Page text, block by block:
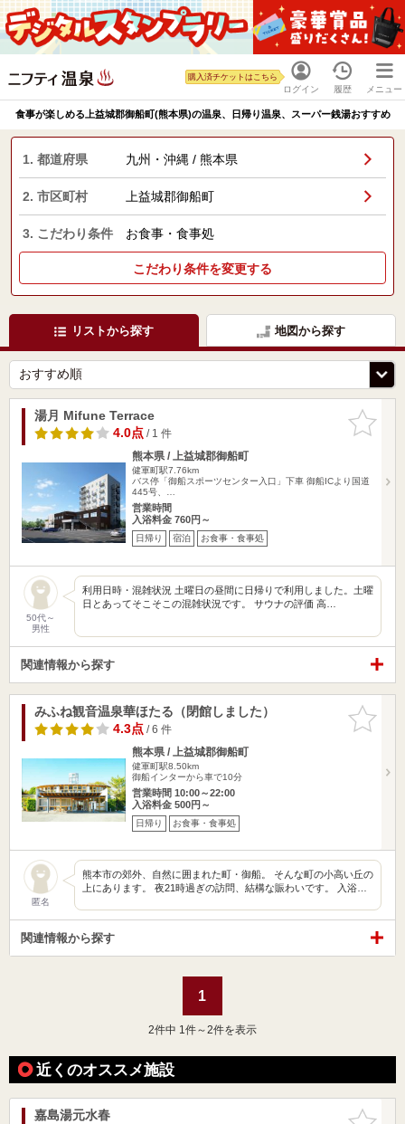
ログイン
購入済チケットはこちら
履歴 メニュー
食事が楽しめる上益城郡御船町(熊本県)の温泉、日帰り温泉、スーパー銭湯おすすめ
1. 都道府県 九州・沖縄 / 熊本県
2. 市区町村 上益城郡御船町
3. こだわり条件 お食事・食事処
こだわり条件を変更する
リストから探す 地図から探す
お気に入
りに追加
湯月 Mifune Terrace
4.0点/ 1 件
熊本県 / 上益城郡御船町
健軍町駅7.76km
バス停「御船スポーツセンター入口」下車 御船ICより国道
445号、…
営業時間
入浴料金 760円～
日帰り 宿泊 お食事・食事処
50代～
男性
利用日時・混雑状況 土曜日の昼間に日帰りで利用しました。土曜
日とあってそこそこの混雑状況です。 サウナの評価 高…
関連情報から探す
お気に入
りに追加
みふね観音温泉華ほたる（閉館しました）
4.3点/ 6 件
熊本県 / 上益城郡御船町
健軍町駅8.50km
御船インターから車で10分
営業時間 10:00～22:00
入浴料金 500円～
日帰り お食事・食事処
匿名
熊本市の郊外、自然に囲まれた町・御船。 そんな町の小高い丘の
上にあります。 夜21時過ぎの訪問、結構な賑わいです。 入浴…
関連情報から探す
1
2件中 1件～2件を表示
近くのオススメ施設
お気に入
嘉島湯元水春